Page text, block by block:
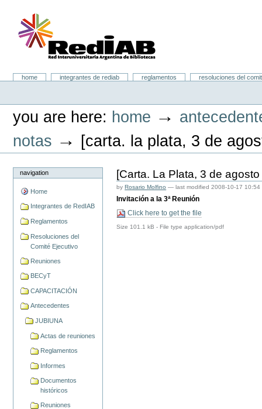
content.
Portal RedIAB
Sectionshome integrantes de rediab reglamentos
resoluciones del
you are here: home →
notas → [carta. la plata, 3 de
navigation
Home
Integrantes de RedIAB
Reglamentos
Resoluciones del
Comité Ejecutivo
Reuniones
BECyT
CAPACITACIÓN
Antecedentes
JUBIUNA
Actas de reuniones
Reglamentos
Informes
Documentos
históricos
Reuniones
[Carta. La Plata, 3 de
by Rosario Molfino — last modified2008-10-17 10:54
Invitación a la 3ª Reunión
Click here to get the file
Size 101.1 kB -File typeapplication/pdf